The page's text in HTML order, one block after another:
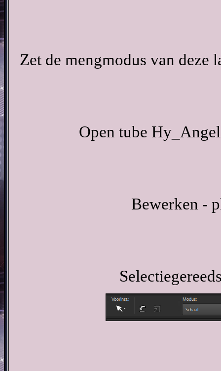
Zet de mengmodus van deze
Open tube
Bewerken -